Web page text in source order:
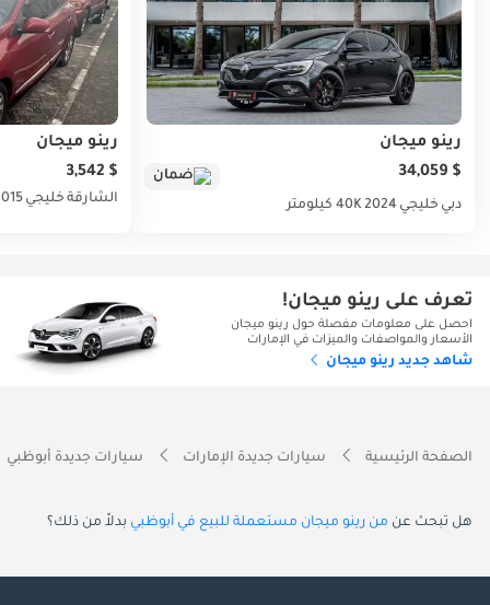
رينو ميجان
$ 34,059
ضمان
دبي خليجي 202440K كيلومتر
رينو ميجان
$ 3,542
الشارقة خليجي
تعرف على رينو ميجان!
احصل على معلومات مفصلة حول رينو ميجان
الأسعار والمواصفات والميزات في الإمارات
شاهد جديد رينو ميجان
الصفحة الرئيسية سيارات جديدة الإمارات سيارات جديدة أبوظبي
هل تبحث عن من رينو ميجان مستعملة للبيع في أبوظبي بدلاً من ذلك؟